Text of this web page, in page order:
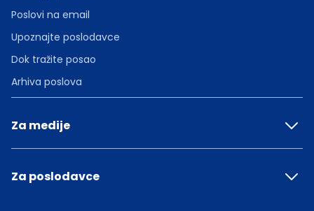
Poslovi na email
Upoznajte poslodavce
Dok tražite posao
Arhiva poslova
Za medije
Za poslodavce